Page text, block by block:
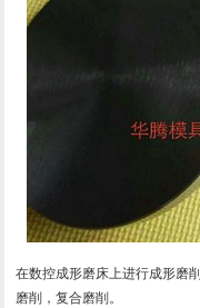
在数控成形磨床上进行成形磨
磨削，复合磨削。